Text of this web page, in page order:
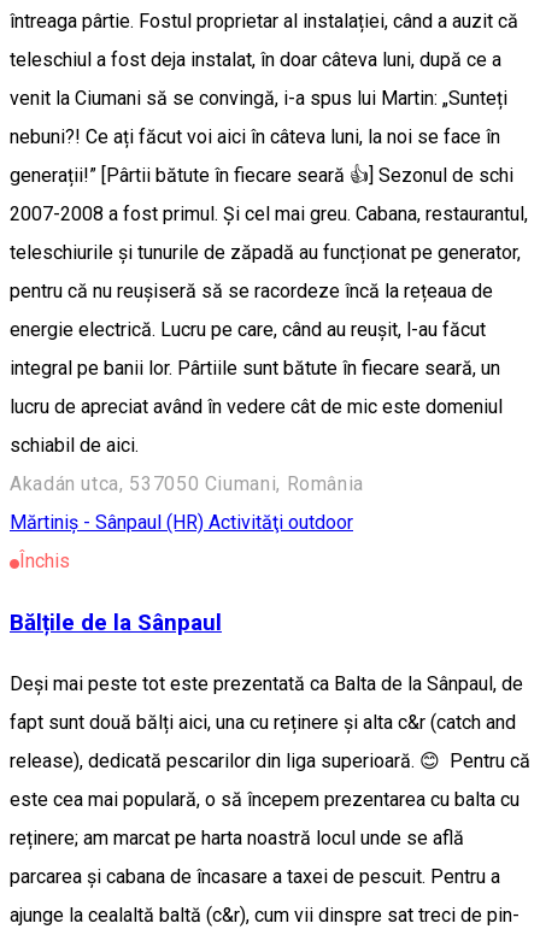
întreaga pârtie. Fostul proprietar al instalației, când a auzit că
teleschiul a fost deja instalat, în doar câteva luni, după ce a
venit la Ciumani să se convingă, i-a spus lui Martin: „Sunteți
nebuni?! Ce ați făcut voi aici în câteva luni, la noi se face în
generații!” [Pârtii bătute în fiecare seară 👍] Sezonul de schi
2007-2008 a fost primul. Și cel mai greu. Cabana, restaurantul,
teleschiurile și tunurile de zăpadă au funcționat pe generator,
pentru că nu reușiseră să se racordeze încă la rețeaua de
energie electrică. Lucru pe care, când au reușit, l-au făcut
integral pe banii lor. Pârtiile sunt bătute în fiecare seară, un
lucru de apreciat având în vedere cât de mic este domeniul
schiabil de aici.
Akadán utca, 537050 Ciumani, România
Mărtiniș - Sânpaul (HR) Activităţi outdoor
Închis
Bălțile de la Sânpaul
Deși mai peste tot este prezentată ca Balta de la Sânpaul, de
fapt sunt două bălți aici, una cu reținere și alta c&r (catch and
release), dedicată pescarilor din liga superioară. 😊 Pentru că
este cea mai populară, o să începem prezentarea cu balta cu
reținere; am marcat pe harta noastră locul unde se află
parcarea și cabana de încasare a taxei de pescuit. Pentru a
ajunge la cealaltă baltă (c&r), cum vii dinspre sat treci de pin-